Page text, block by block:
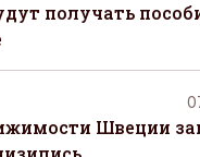
получать
Швеции